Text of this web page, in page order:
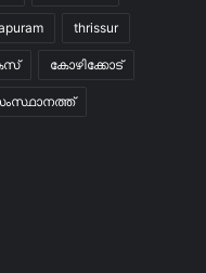
thrissur
കോഴിക്കോട്